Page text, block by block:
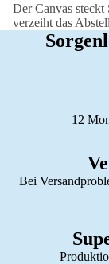
Der Canvas steckt
verzeiht das
12
Bei